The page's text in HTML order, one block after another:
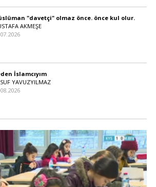
"davetçi" olmaz önce. önce kul olur.
AKMEŞE
İslamcıyım
YAVUZYILMAZ